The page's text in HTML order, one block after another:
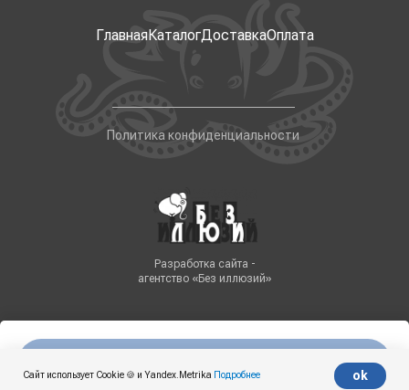
Сайт использует Cookie 🍪 и Yandex.Metrika Подробнее ok
ГлавнаяКаталогДоставкаОплата
Политика конфиденциальности
Разработка сайта -
агентство «Без иллюзий»
Made on Tilda